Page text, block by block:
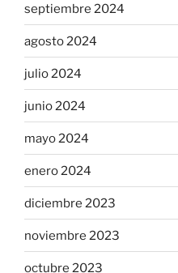
septiembre 2024
agosto 2024
julio 2024
junio 2024
mayo 2024
enero 2024
diciembre 2023
noviembre 2023
octubre 2023